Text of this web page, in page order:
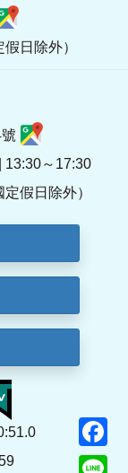
日除外）
13:30～17:30
假日除外）